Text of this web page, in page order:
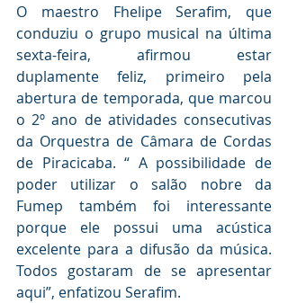
O maestro Fhelipe Serafim, que
conduziu o grupo musical na última
sexta-feira, afirmou estar
duplamente feliz, primeiro pela
abertura de temporada, que marcou
o 2º ano de atividades consecutivas
da Orquestra de Câmara de Cordas
de Piracicaba. “ A possibilidade de
poder utilizar o salão nobre da
Fumep também foi interessante
porque ele possui uma acústica
excelente para a difusão da música.
Todos gostaram de se apresentar
aqui”, enfatizou Serafim.